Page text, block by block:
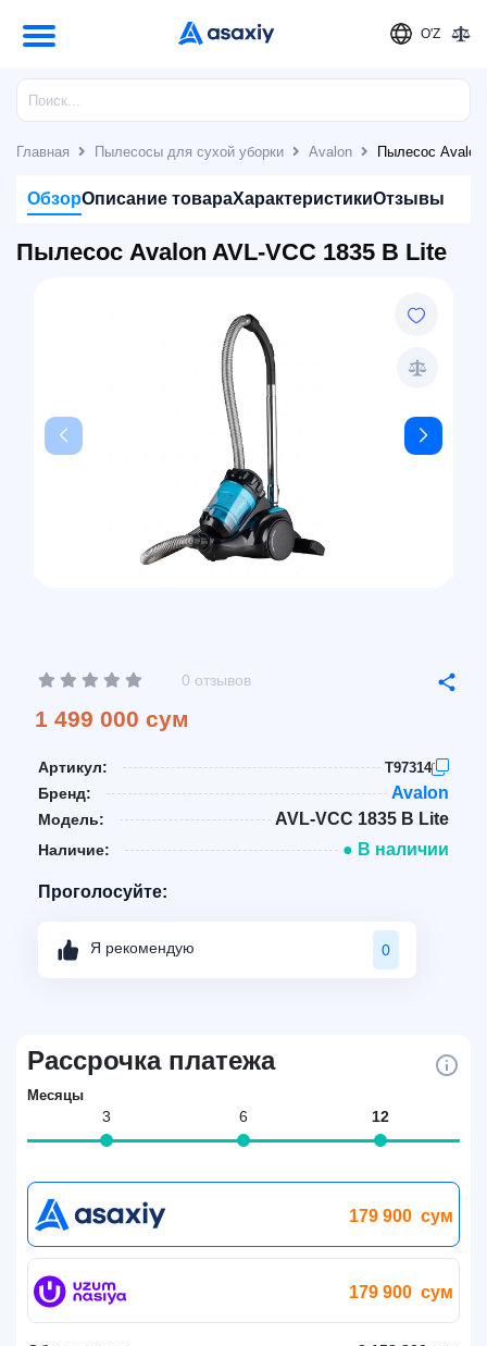
O'Z
Главная Пылесосы для сухой уборки Avalon Пылесос Avalon
ОбзорОписание товараХарактеристикиОтзывы
Пылесос Avalon AVL-VCC 1835 B Lite
0 отзывов
1 499 000 сум
Артикул: T97314
Бренд: Avalon
Модель: AVL-VCC 1835 B Lite
Наличие: ● В наличии
Проголосуйте:
Я рекомендую 0
Рассрочка платежа
Месяцы
3 6 12
179 900 сум
179 900 сум